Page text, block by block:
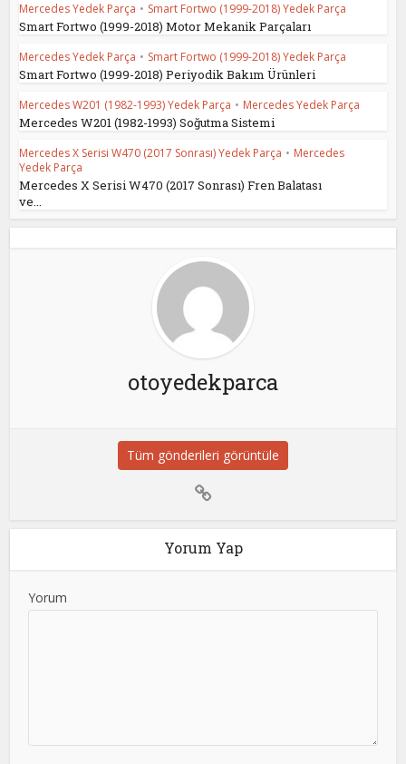
Mercedes Yedek Parça • Smart Fortwo (1999-2018) Yedek Parça
Smart Fortwo (1999-2018) Motor Mekanik Parçaları
Mercedes Yedek Parça • Smart Fortwo (1999-2018) Yedek Parça
Smart Fortwo (1999-2018) Periyodik Bakım Ürünleri
Mercedes W201 (1982-1993) Yedek Parça • Mercedes Yedek Parça
Mercedes W201 (1982-1993) Soğutma Sistemi
Mercedes X Serisi W470 (2017 Sonrası) Yedek Parça • Mercedes
Yedek Parça
Mercedes X Serisi W470 (2017 Sonrası) Fren Balatası
ve...
otoyedekparca
Tüm gönderileri görüntüle
Yorum Yap
Yorum